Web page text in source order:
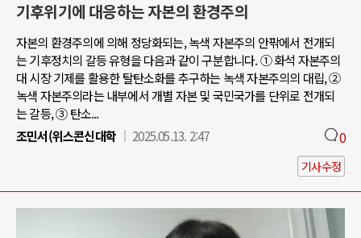
기후위기에 대응하는 자본의 환경주의
자본의 환경주의에 의해 정당화되는, 녹색 자본주의 안팎에서 전개되
는 기후정치의 갈등 유형을 다음과 같이 구분합니다. ① 화석 자본주의
대 시장 기제를 활용한 탈탄소화를 추구하는 녹색 자본주의의 대립, ②
녹색 자본주의라는 내부에서 개별 자본 및 국민국가를 단위로 전개되
는 갈등, ③ 탄소...
조민서(위스콘신대학
2025.05.13. 2:47 0
기사수정